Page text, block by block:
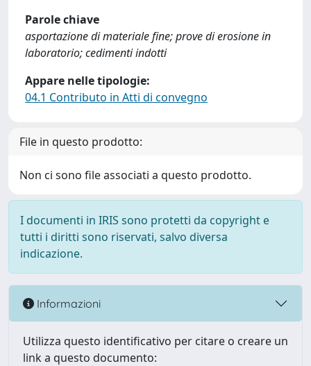
Parole chiave
asportazione di materiale fine; prove di erosione in
laboratorio; cedimenti indotti
Appare nelle tipologie:
04.1 Contributo in Atti di convegno
File in questo prodotto:
Non ci sono file associati a questo prodotto.
I documenti in IRIS sono protetti da copyright e
tutti i diritti sono riservati, salvo diversa
indicazione.
Informazioni
Utilizza questo identificativo per citare o creare un
link a questo documento: